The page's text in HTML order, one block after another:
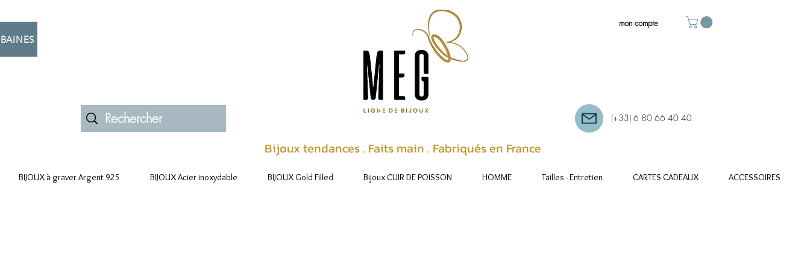
mon compte
(+33) 6 80 66 40 40
Bijoux tendances . Faits main . Fabriqués en France
BIJOUX à graver Argent 925 BIJOUX Acier inoxydable BIJOUX Gold Filled Bijoux CUIR DE POISSON HOMME Tailles - Entretien CARTES CADEAUX ACCESSOIRES